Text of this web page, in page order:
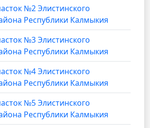
№2 Элистинского
Республики Калмыкия
№3 Элистинского
Республики Калмыкия
№4 Элистинского
Республики Калмыкия
№5 Элистинского
Республики Калмыкия